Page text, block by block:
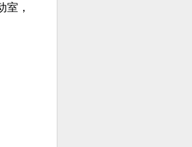
室，